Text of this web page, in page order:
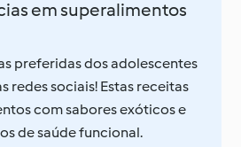
em superalimentos
preferidas dos adolescentes
redes sociais! Estas receitas
com sabores exóticos e
de saúde funcional.